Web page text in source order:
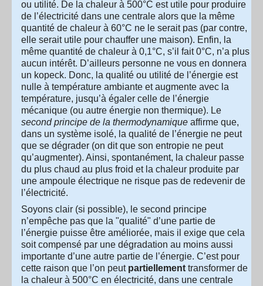
ou utilité. De la chaleur à 500°C est utile pour produire
de l’électricité dans une centrale alors que la même
quantité de chaleur à 60°C ne le serait pas (par contre,
elle serait utile pour chauffer une maison). Enfin, la
même quantité de chaleur à 0,1°C, s’il fait 0°C, n’a plus
aucun intérêt. D’ailleurs personne ne vous en donnera
un kopeck. Donc, la qualité ou utilité de l’énergie est
nulle à température ambiante et augmente avec la
température, jusqu’à égaler celle de l’énergie
mécanique (ou autre énergie non thermique). Le
second principe de la thermodynamique affirme que,
dans un système isolé, la qualité de l’énergie ne peut
que se dégrader (on dit que son entropie ne peut
qu’augmenter). Ainsi, spontanément, la chaleur passe
du plus chaud au plus froid et la chaleur produite par
une ampoule électrique ne risque pas de redevenir de
l’électricité.
Soyons clair (si possible), le second principe
n’empêche pas que la "qualité" d’une partie de
l’énergie puisse être améliorée, mais il exige que cela
soit compensé par une dégradation au moins aussi
importante d’une autre partie de l’énergie. C’est pour
cette raison que l’on peut partiellement transformer de
la chaleur à 500°C en électricité, dans une centrale